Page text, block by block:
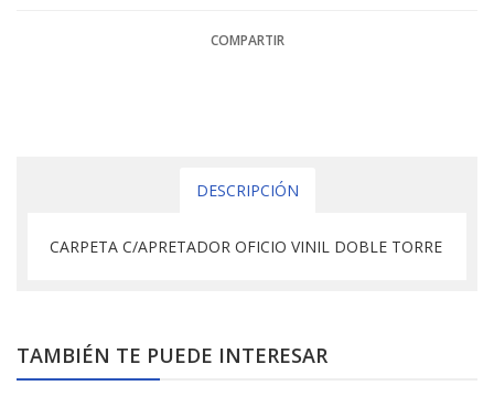
COMPARTIR
DESCRIPCIÓN
CARPETA C/APRETADOR OFICIO VINIL DOBLE TORRE
TAMBIÉN TE PUEDE INTERESAR